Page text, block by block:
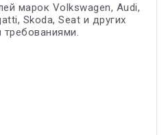
марок Volkswagen, Audi,
Skoda, Seat и других